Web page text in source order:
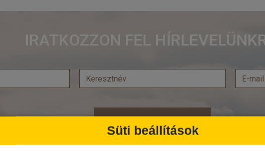
IRATKOZZON FEL
Feliratkozás
Süti beállítások